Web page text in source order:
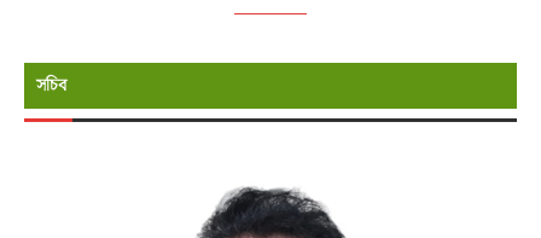
সচিব